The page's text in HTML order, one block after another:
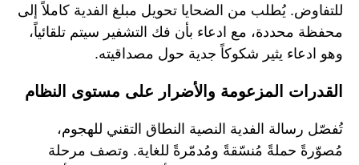
للتفاوض. يُطلب من الضحايا تحويل مبلغ الفدية كاملاً إلى
محفظة محددة، مع ادعاء بأن فك التشفير سيتم تلقائياً،
وهو ادعاء يثير شكوكاً جدية حول مصداقيته.
القدرات المزعومة والأضرار على مستوى النظام
تُفصّل رسالة الفدية النصية النطاق التقني للهجوم،
مُصوّرةً حملةً مُنسّقةً ومُدمّرةً للغاية. وتصف مرحلة